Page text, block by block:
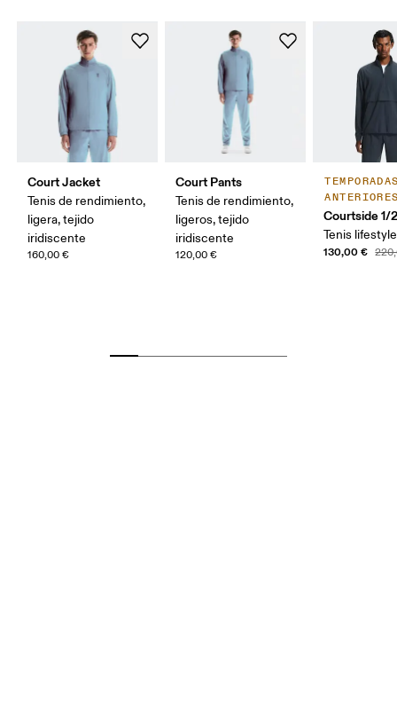
Court Jacket
Tenis de rendimiento,
ligera, tejido
iridiscente
160,00 €
Court Pants
Tenis de rendimiento,
ligeros, tejido
iridiscente
120,00 €
Courtside 1/
Tenis lifestyle
130,00 €